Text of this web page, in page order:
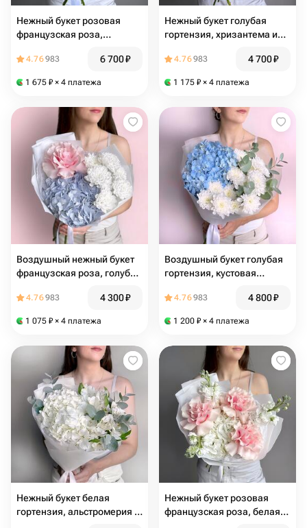
Нежный букет розовая
французская роза,
4.76983 6 700₽
1 675 ₽ × 4 платежа
Нежный букет голубая
гортензия, хризантема и
4.76983 4 700₽
1 175 ₽ × 4 платежа
Воздушный нежный букет
французская роза, голубая
4.76983 4 300₽
1 075 ₽ × 4 платежа
Воздушный букет голубая
гортензия, кустовая
4.76983 4 800₽
1 200 ₽ × 4 платежа
Нежный букет белая
гортензия, альстромерия и
Нежный букет розовая
французская роза, белая